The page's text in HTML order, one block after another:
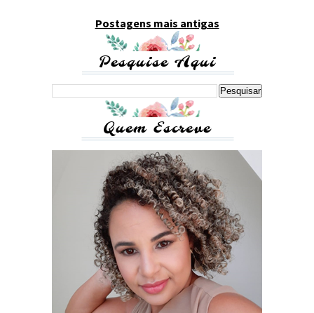
Postagens mais antigas
Pesquise Aqui
Quem Escreve